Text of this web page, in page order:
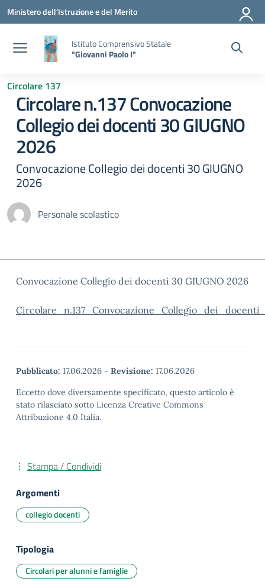
Vai ai contenuti
Vai al menu di navigazione
Vai al footer
Ministero dell'Istruzione e del Merito
Istituto Comprensivo Statale
"Giovanni Paolo I"
Circolare 137
Circolare n.137 Convocazione
Collegio dei docenti 30 GIUGNO
2026
Convocazione Collegio dei docenti 30 GIUGNO
2026
Personale scolastico
Convocazione Collegio dei docenti 30 GIUGNO 2026
Pubblicato: 17.06.2026 - Revisione: 17.06.2026
Eccetto dove diversamente specificato, questo articolo è
stato rilasciato sotto Licenza Creative Commons
Attribuzione 4.0 Italia.
Stampa / Condividi
Argomenti
collegio docenti
Tipologia
Circolari per alunni e famiglie